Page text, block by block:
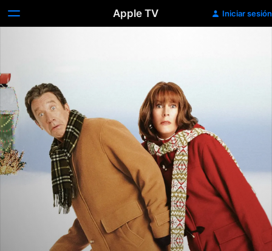
Apple TV Iniciar sesión